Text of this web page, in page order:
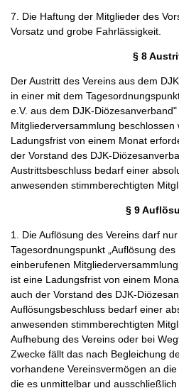
7. Die Haftung der Mitglieder des
Vorsatz und grobe Fahrlässigkeit.
§ 8
Der Austritt des Vereins aus dem
in einer mit dem
e.V. aus dem DJK-
Mitgliederversammlung beschlossen
Ladungsfrist von einem Monat
der Vorstand des DJK-
Austrittsbeschluss bedarf einer
anwesenden stimmberechtigten
§ 9
1. Die Auflösung des Vereins darf
Tagesordnungspunkt „Auflösung
einberufenen
ist eine Ladungsfrist von einem
auch der Vorstand des DJK-
Auflösungsbeschluss bedarf einer
anwesenden stimmberechtigten
Aufhebung des Vereins oder bei
Zwecke fällt das nach Begleichung
vorhandene Vereinsvermögen an
die es unmittelbar und